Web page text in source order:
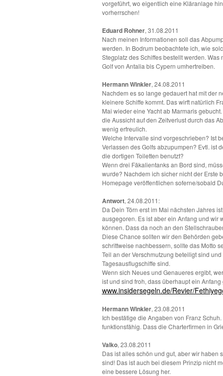
vorgeführt, wo eigentlich eine Kläranlage
vorherrschen!
Eduard Rohner, 31.08.2011
Nach meinen Informationen soll das
werden. In Bodrum beobachtete ich, wie
Stegplatz des Schiffes bestellt werden.
Golf von Antalia bis Cypern umhertreiben.
Hermann Winkler, 24.08.2011
Nachdem es so lange gedauert hat mit der
kleinere Schiffe kommt. Das wirft natürlich
Mai wieder eine Yacht ab Marmaris
die Aussicht auf den Zeitverlust durch das
wenig erfreulich.
Welche Intervalle sind vorgeschrieben? Ist
Verlassen des Golfs abzupumpen? Evtl. ist
die dortigen Toiletten benutzt?
Wenn drei Fäkalientanks an Bord sind,
wurde? Nachdem ich sicher nicht der Erste
Homepage veröffentlichen soferne/sobald
Antwort, 24.08.2011:
Da Dein Törn erst im Mai nächsten Jahres
ausgegoren. Es ist aber ein Anfang und wir
können. Dass da noch an den
Diese Chance sollten wir den Behörden
schrittweise nachbessern, sollte das Motto
Teil an der Verschmutzung beteiligt sind
Tagesausflugschiffe sind.
Wenn sich Neues und Genaueres ergibt,
ist und sind froh, dass überhaupt ein
www.insidersegeln.de/Revier/
Hermann Winkler, 23.08.2011
Ich bestätige die Angaben von Franz
funktionsfähig. Dass die Charterfirmen in
Valko, 23.08.2011
Das ist alles schön und gut, aber wir haben
sind! Das ist auch bei diesem Prinzip nicht
eine bessere Lösung her.